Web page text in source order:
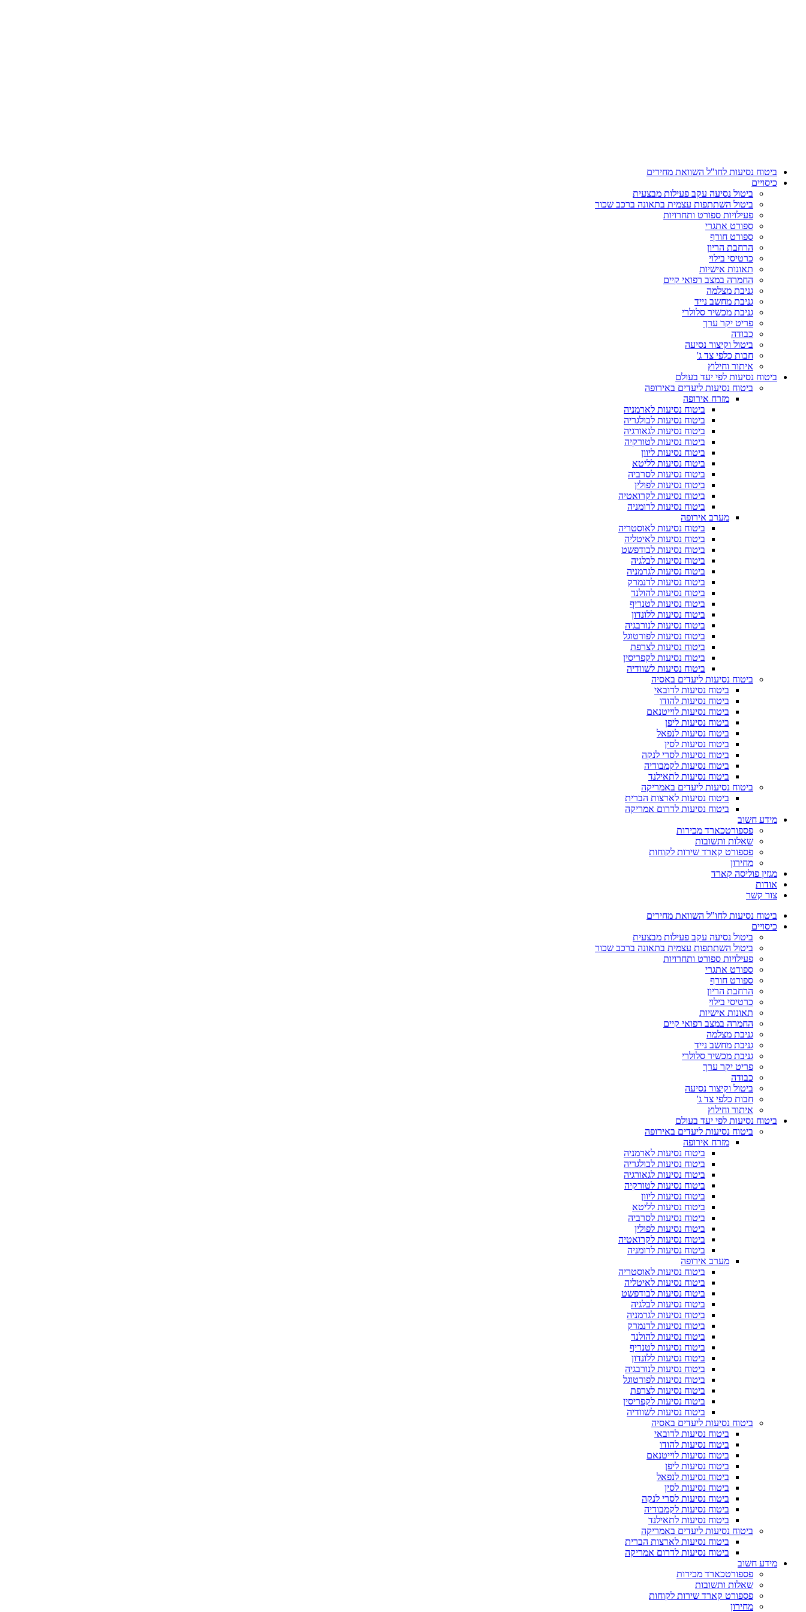
ביטוח נסיעות לחו"ל השוואת מחירים
כיסויים
ביטול נסיעה עקב פעילות מבצעית
ביטול השתתפות עצמית בתאונה ברכב שכור
פעילויות ספורט ותחרויות
ספורט אתגרי
ספורט חורף
הרחבת הריון
כרטיסי בילוי
תאונות אישיות
החמרה במצב רפואי קיים
גניבת מצלמה
גניבת מחשב נייד
גניבת מכשיר סלולרי
פריט יקר ערך
כבודה
ביטול וקיצור נסיעה
חבות כלפי צד ג'
איתור וחילוץ
ביטוח נסיעות לפי יעד בעולם
ביטוח נסיעות ליעדים באירופה
מזרח אירופה
ביטוח נסיעות לארמניה
ביטוח נסיעות לבולגריה
ביטוח נסיעות לגאורגיה
ביטוח נסיעות לטורקיה
ביטוח נסיעות ליוון
ביטוח נסיעות לליטא
ביטוח נסיעות לסרביה
ביטוח נסיעות לפולין
ביטוח נסיעות לקרואטיה
ביטוח נסיעות לרומניה
מערב אירופה
ביטוח נסיעות לאוסטריה
ביטוח נסיעות לאיטליה
ביטוח נסיעות לבודפשט
ביטוח נסיעות לבלגיה
ביטוח נסיעות לגרמניה
ביטוח נסיעות לדנמרק
ביטוח נסיעות להולנד
ביטוח נסיעות לטנריף
ביטוח נסיעות ללונדון
ביטוח נסיעות לנורבגיה
ביטוח נסיעות לפורטוגל
ביטוח נסיעות לצרפת
ביטוח נסיעות לקפריסין
ביטוח נסיעות לשוודיה
ביטוח נסיעות ליעדים באסיה
ביטוח נסיעות לדובאי
ביטוח נסיעות להודו
ביטוח נסיעות לוייטנאם
ביטוח נסיעות ליפן
ביטוח נסיעות לנפאל
ביטוח נסיעות לסין
ביטוח נסיעות לסרי לנקה
ביטוח נסיעות לקמבודיה
ביטוח נסיעות לתאילנד
ביטוח נסיעות ליעדים באמריקה
ביטוח נסיעות לארצות הברית
ביטוח נסיעות לדרום אמריקה
מידע חשוב
פספורטכארד מכירות
שאלות ותשובות
פספורט קארד שירות לקוחות
מחירון
מגזין פוליסה קארד
אודות
צור קשר
ביטוח נסיעות לחו"ל השוואת מחירים
כיסויים
ביטול נסיעה עקב פעילות מבצעית
ביטול השתתפות עצמית בתאונה ברכב שכור
פעילויות ספורט ותחרויות
ספורט אתגרי
ספורט חורף
הרחבת הריון
כרטיסי בילוי
תאונות אישיות
החמרה במצב רפואי קיים
גניבת מצלמה
גניבת מחשב נייד
גניבת מכשיר סלולרי
פריט יקר ערך
כבודה
ביטול וקיצור נסיעה
חבות כלפי צד ג'
איתור וחילוץ
ביטוח נסיעות לפי יעד בעולם
ביטוח נסיעות ליעדים באירופה
מזרח אירופה
ביטוח נסיעות לארמניה
ביטוח נסיעות לבולגריה
ביטוח נסיעות לגאורגיה
ביטוח נסיעות לטורקיה
ביטוח נסיעות ליוון
ביטוח נסיעות לליטא
ביטוח נסיעות לסרביה
ביטוח נסיעות לפולין
ביטוח נסיעות לקרואטיה
ביטוח נסיעות לרומניה
מערב אירופה
ביטוח נסיעות לאוסטריה
ביטוח נסיעות לאיטליה
ביטוח נסיעות לבודפשט
ביטוח נסיעות לבלגיה
ביטוח נסיעות לגרמניה
ביטוח נסיעות לדנמרק
ביטוח נסיעות להולנד
ביטוח נסיעות לטנריף
ביטוח נסיעות ללונדון
ביטוח נסיעות לנורבגיה
ביטוח נסיעות לפורטוגל
ביטוח נסיעות לצרפת
ביטוח נסיעות לקפריסין
ביטוח נסיעות לשוודיה
ביטוח נסיעות ליעדים באסיה
ביטוח נסיעות לדובאי
ביטוח נסיעות להודו
ביטוח נסיעות לוייטנאם
ביטוח נסיעות ליפן
ביטוח נסיעות לנפאל
ביטוח נסיעות לסין
ביטוח נסיעות לסרי לנקה
ביטוח נסיעות לקמבודיה
ביטוח נסיעות לתאילנד
ביטוח נסיעות ליעדים באמריקה
ביטוח נסיעות לארצות הברית
ביטוח נסיעות לדרום אמריקה
מידע חשוב
פספורטכארד מכירות
שאלות ותשובות
פספורט קארד שירות לקוחות
מחירון